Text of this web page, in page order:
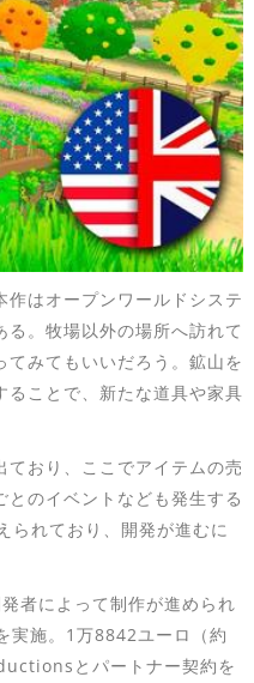
はオープンワールドシステ
。牧場以外の場所へ訪れて
みてもいいだろう。鉱山を
ことで、新たな道具や家具
おり、ここでアイテムの売
のイベントなども発生する
られており、開発が進むに
者によって制作が進められ
実施。1万8842ユーロ（約
とパートナー契約を